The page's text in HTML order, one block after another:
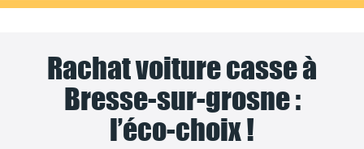
Rachat voiture casse à
Bresse-sur-grosne :
l’éco-choix !